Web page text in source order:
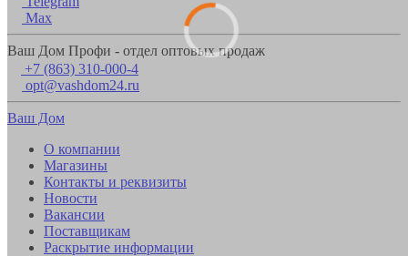
Max
Ваш Дом Профи - отдел оптовых продаж
+7 (863) 310-000-4
opt@vashdom24.ru
Ваш Дом
О компании
Магазины
Контакты и реквизиты
Новости
Вакансии
Поставщикам
Раскрытие информации